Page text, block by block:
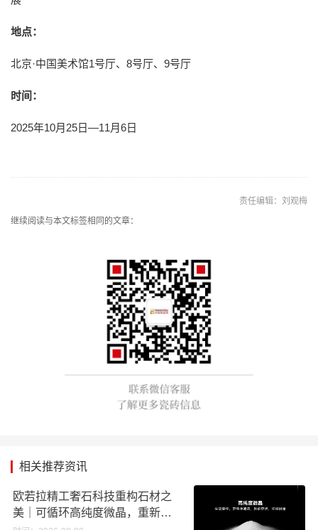
地点：
北京·中国美术馆1号厅、8号厅、9号厅
时间：
2025年10月25日—11月6日
责任编辑：刘观梅
继续阅读与本文标签相同的文章：
相关推荐资讯
欧若拉精工奢石科技重构石材之
美｜可循环高纯度微晶，重新定